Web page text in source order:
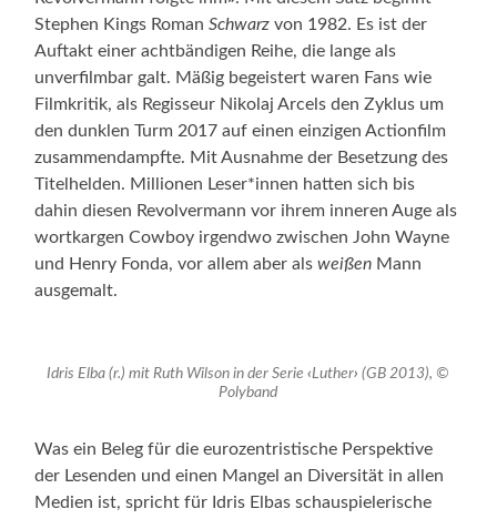
Stephen Kings RomanSchwarzvon 1982. Es ist der
Auftakt einer achtbändigen Reihe, die lange als
unverfilmbar galt. Mäßig begeistert waren Fans wie
Filmkritik, als Regisseur Nikolaj Arcels den Zyklus um
den dunklen Turm 2017 auf einen einzigen Actionfilm
zusammendampfte. Mit Ausnahme der Besetzung des
Titelhelden. Millionen Leser*innen hatten sich bis
dahin diesen Revolvermann vor ihrem inneren Auge als
wortkargen Cowboy irgendwo zwischen John Wayne
und Henry Fonda, vor allem aber alsweißen Mann
ausgemalt.
Idris Elba (r.) mit Ruth Wilson in der Serie‹Luther› (GB 2013), ©
Polyband
Was ein Beleg für die eurozentristische Perspektive
der Lesenden und einen Mangel an Diversität in allen
Medien ist, spricht für Idris Elbas schauspielerische